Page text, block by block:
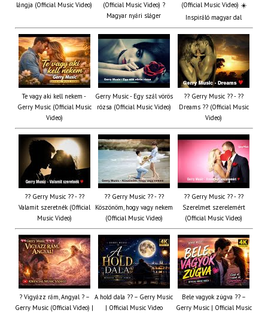
lángja (Official Music Video)
(Official Music Video) ?
Magyar nyári sláger
(Official Music Video) ☀️
Inspiráló magyar dal
Te vagy aki kell nekem -
Gerry Music (Official Music
Video)
Gerry Music - Egy szál vörös
rózsa (Official Music Video)
?? Gerry Music ?? - ??
Dreams ?? (Official Music
Video)
?? Gerry Music ?? - ??
Valamit szeretnék (Official
Music Video)
?? Gerry Music ?? - ??
Köszönöm, hogy vagy nekem
(Official Music Video)
?? Gerry Music ?? - ??
Szerelmet szerelemért
(Official Music Video)
? Vigyázz rám, Angyal ? –
Gerry Music (Official Video) |
A hold dala ?? – Gerry Music
| Official Music Video
Bele vagyok zúgva ?? –
Gerry Music | Official Music